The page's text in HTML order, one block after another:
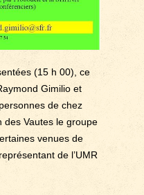
(15 h 00), ce
Gimilio et
de chez
des Vautes le groupe
venues de
de l’UMR